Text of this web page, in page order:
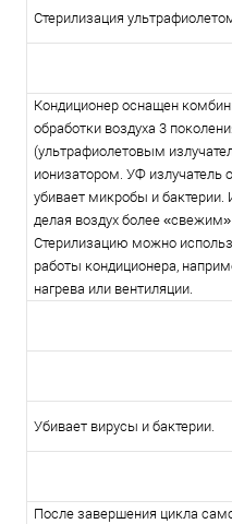
Стерилизация
Кондиционер оснащен
обработки воздуха 3
(ультрафиолетовым
ионизатором. УФ излучатель
убивает микробы и бактерии.
делая воздух более
Стерилизацию можно
работы кондиционера,
нагрева или вентиляции.
Убивает вирусы и бактерии.
После завершения цикла